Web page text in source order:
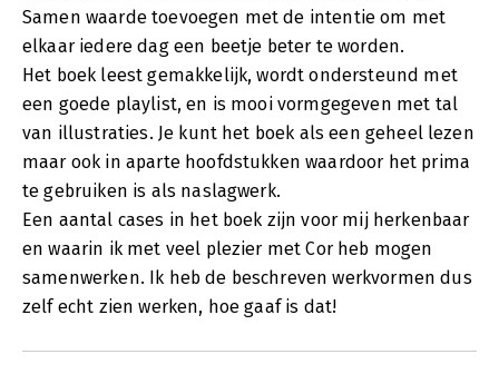
Samen waarde toevoegen met de intentie om met
elkaar iedere dag een beetje beter te worden.
Het boek leest gemakkelijk, wordt ondersteund met
een goede playlist, en is mooi vormgegeven met tal
van illustraties. Je kunt het boek als een geheel lezen
maar ook in aparte hoofdstukken waardoor het prima
te gebruiken is als naslagwerk.
Een aantal cases in het boek zijn voor mij herkenbaar
en waarin ik met veel plezier met Cor heb mogen
samenwerken. Ik heb de beschreven werkvormen dus
zelf echt zien werken, hoe gaaf is dat!